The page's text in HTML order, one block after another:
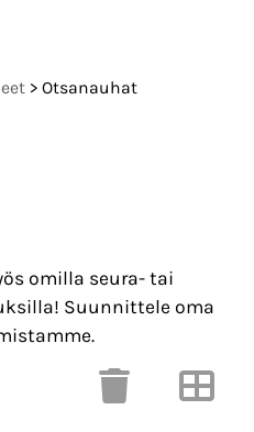
> Otsanauhat
omilla seura- tai
Suunnittele oma